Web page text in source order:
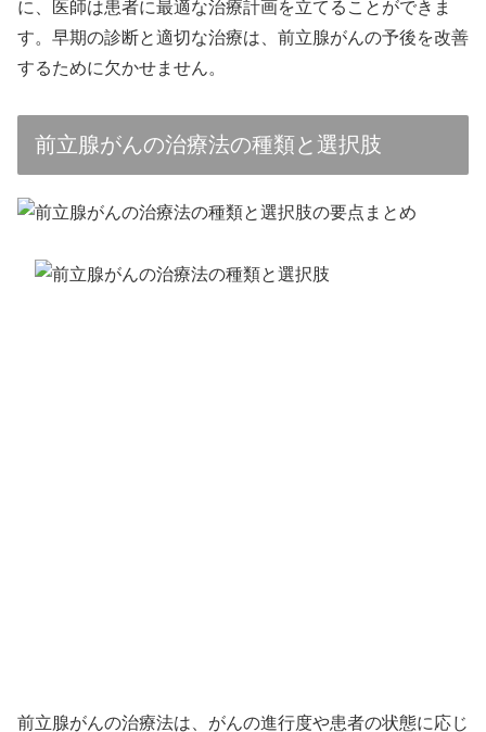
に、医師は患者に最適な治療計画を立てることができま
す。早期の診断と適切な治療は、前立腺がんの予後を改善
するために欠かせません。
前立腺がんの治療法の種類と選択肢
前立腺がんの治療法は、がんの進行度や患者の状態に応じ